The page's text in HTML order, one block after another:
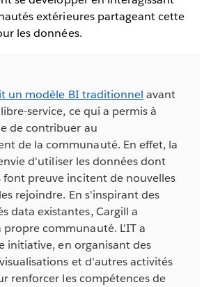
extérieures partageant cette
les données.
un modèle BI traditionnel avant
service, ce qui a permis à
de contribuer au
de la communauté. En effet, la
d'utiliser les données dont
font preuve incitent de nouvelles
rejoindre. En s'inspirant des
data existantes, Cargill a
propre communauté. L'IT a
initiative, en organisant des
et d'autres activités
renforcer les compétences de